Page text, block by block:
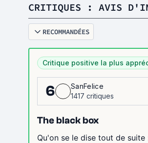
CRITIQUES : AVIS
RECOMMANDÉES
Critique positive la plus
6
SanFelice
1417 critiques
The black box
Qu'on se le dise tout de